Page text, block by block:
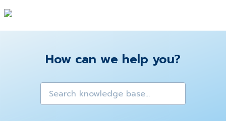
How can we help you?